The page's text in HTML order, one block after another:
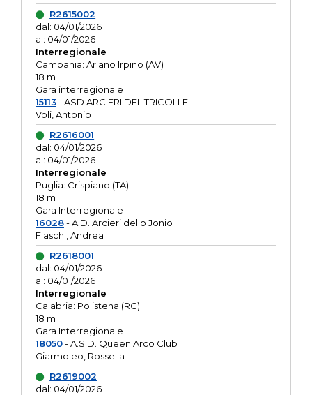
R2615002
dal: 04/01/2026
al: 04/01/2026
Interregionale
Campania: Ariano Irpino (AV)
18 m
Gara interregionale
15113- ASD ARCIERI DEL TRICOLLE
Voli, Antonio
R2616001
dal: 04/01/2026
al: 04/01/2026
Interregionale
Puglia: Crispiano (TA)
18 m
Gara Interregionale
16028- A.D. Arcieri dello Jonio
Fiaschi, Andrea
R2618001
dal: 04/01/2026
al: 04/01/2026
Interregionale
Calabria: Polistena (RC)
18 m
Gara Interregionale
18050- A.S.D. Queen Arco Club
Giarmoleo, Rossella
R2619002
dal: 04/01/2026